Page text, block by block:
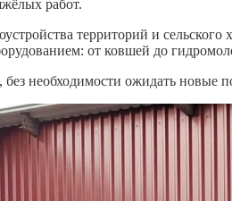
работ.
территорий и
от ковшей до
необходимости ожидать новые